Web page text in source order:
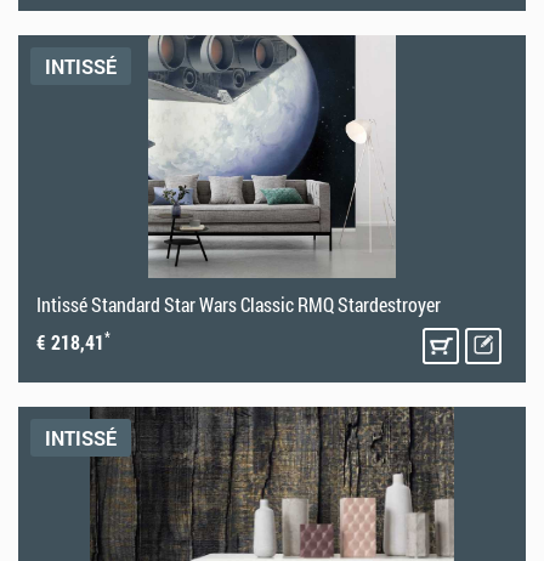
INTISSÉ
Intissé Standard Star Wars Classic RMQ Stardestroyer
€ 218,41*
INTISSÉ